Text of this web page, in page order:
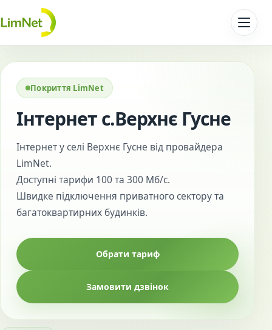
Перейти до контенту
Покриття LimNet
Інтернет с.Верхнє Гусне
Інтернет у селі Верхнє Гусне від провайдера
LimNet.
Доступні тарифи 100 та 300 Мб/с.
Швидке підключення приватного сектору та
багатоквартирних будинків.
Обрати тариф
Замовити дзвінок